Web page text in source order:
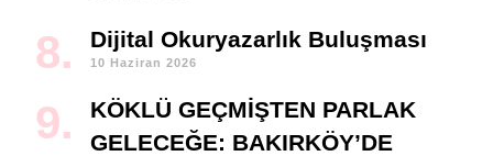
Dijital Okuryazarlık Buluşması
10 Haziran 2026
KÖKLÜ GEÇMİŞTEN PARLAK
GELECEĞE: BAKIRKÖY’DE